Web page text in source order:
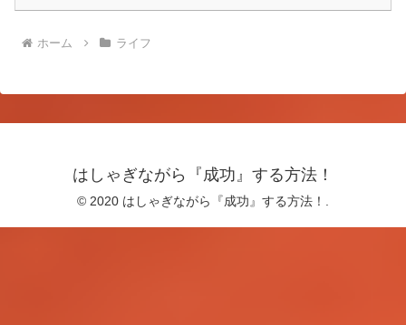
ホーム ライフ
はしゃぎながら『成功』する方法！
© 2020 はしゃぎながら『成功』する方法！.